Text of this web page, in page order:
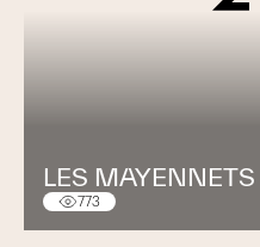
LES MAYENNETS
773